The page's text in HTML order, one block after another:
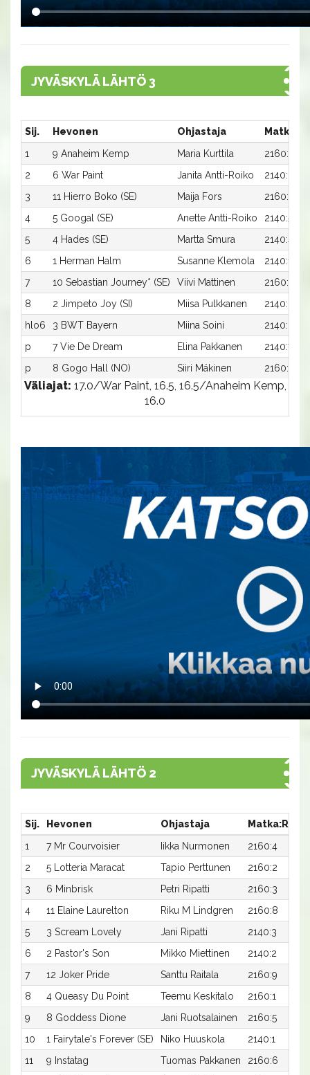
JYVÄSKYLÄ LÄHTÖ 3
Sij. Hevonen Ohjastaja
1
9 Anaheim Kemp Maria Kurttila
2160:2
2
6 War Paint Janita Antti-Roiko
2140:6
3
11 Hierro Boko (SE) Maija Fors
2160:4
4
5 Googal (SE) Anette Antti-Roiko
2140:5
5
4 Hades (SE) Martta Smura
2140:4
6
1 Herman Halm Susanne Klemola
2140:1
7
10 Sebastian Journey* (SE) Viivi Mattinen
2160:3
8
2 Jimpeto Joy (SI) Miisa Pulkkanen
2140:2
hlo6
3 BWT Bayern Miina Soini
2140:3
p
7 Vie De Dream Elina Pakkanen
2140:7
p
8 Gogo Hall (NO) Siiri Mäkinen 2160:1
Väliajat: 17.0/War Paint, 16.5, 16.5/Anaheim Kemp,
16.0
JYVÄSKYLÄ LÄHTÖ 2
Sij. Hevonen Ohjastaja
Matka:Rata
1
7 Mr Courvoisier Iikka Nurmonen
2160:4
2
5 Lotteria Maracat Tapio Perttunen
2160:2
3
6 Minbrisk Petri Ripatti
2160:3
4
11 Elaine Laurelton Riku M Lindgren
2160:8
5
3 Scream Lovely Jani Ripatti
2140:3
6
2 Pastor's Son Mikko Miettinen
2140:2
7
12 Joker Pride Santtu Raitala
2160:9
8
4 Queasy Du Point Teemu Keskitalo
2160:1
9
8 Goddess Dione Jani Ruotsalainen
2160:5
10
1 Fairytale's Forever (SE) Niko Huuskola
2140:1
11
9 Instatag Tuomas Pakkanen
2160:6